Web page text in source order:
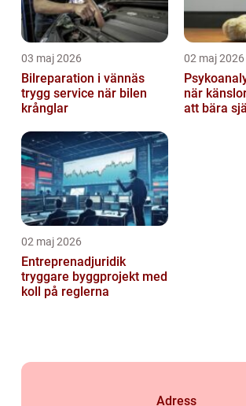
03 maj 2026
Bilreparation i vännäs
trygg service när bilen
krånglar
02 maj 2026
när
att bära
02 maj 2026
Entreprenadjuridik
tryggare byggprojekt med
koll på reglerna
Adress